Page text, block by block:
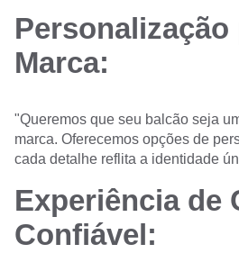
Personalização
Marca:
"Queremos que seu balcão seja
marca. Oferecemos opções de
cada detalhe reflita a identidade
Experiência de
Confiável: